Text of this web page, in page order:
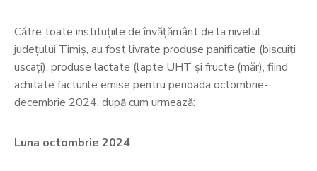
Către toate instituțiile de învățământ de la nivelul
județului Timiș, au fost livrate produse panificație (biscuiți
uscați), produse lactate (lapte UHT și fructe (măr), fiind
achitate facturile emise pentru perioada octombrie-
decembrie 2024, după cum urmează:
Luna octombrie 2024